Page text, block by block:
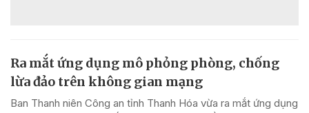
Ra mắt ứng dụng mô phỏng phòng, chống
lừa đảo trên không gian mạng
Ban Thanh niên Công an tỉnh Thanh Hóa vừa ra mắt ứng dụng